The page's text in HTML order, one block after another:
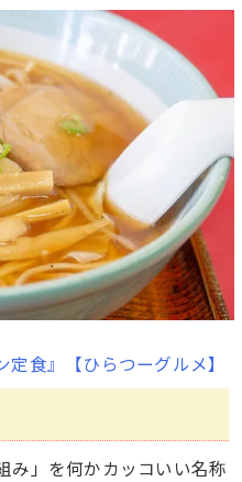
定食』【ひらつーグルメ】
み」を何かカッコいい名称